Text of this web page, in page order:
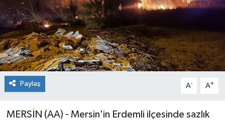
Paylaş A- A+
MERSİN (AA) - Mersin'in Erdemli ilçesinde sazlık